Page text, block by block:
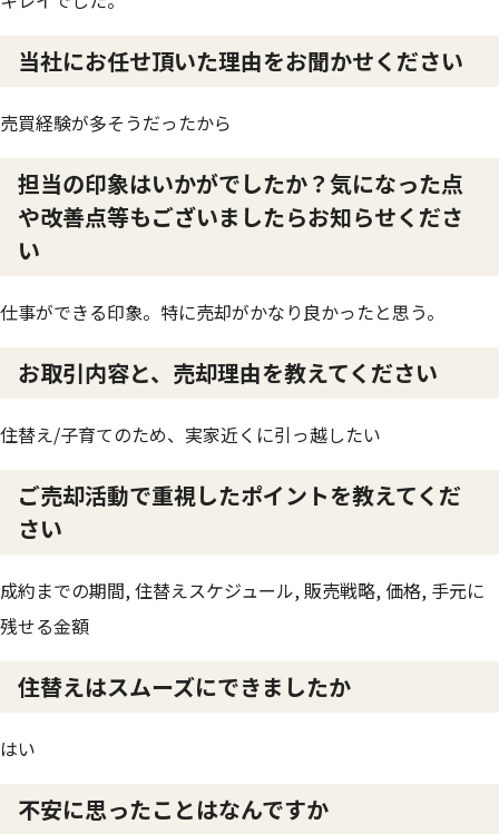
当社にお任せ頂いた理由をお聞かせください
売買経験が多そうだったから
担当の印象はいかがでしたか？気になった点
や改善点等もございましたらお知らせくださ
い
仕事ができる印象。特に売却がかなり良かったと思う。
お取引内容と、売却理由を教えてください
住替え/子育てのため、実家近くに引っ越したい
ご売却活動で重視したポイントを教えてくだ
さい
成約までの期間, 住替えスケジュール, 販売戦略, 価格, 手元に
残せる金額
住替えはスムーズにできましたか
はい
不安に思ったことはなんですか